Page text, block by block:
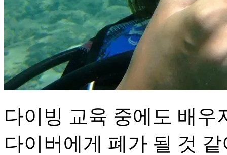
다이빙 교육 중에도 배
다이버에게 폐가 될 것